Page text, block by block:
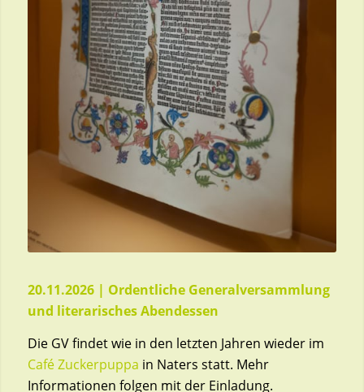
20.11.2026 | Ordentliche Generalversammlung
und literarisches Abendessen
Die GV findet wie in den letzten Jahren wieder im
Café Zuckerpuppa in Naters statt. Mehr
Informationen folgen mit der Einladung.